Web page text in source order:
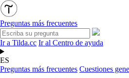
Preguntas más frecuentes
Ir a Tilda.cc Ir al Centro de ayuda
ES
Preguntas más frecuentes Cuestiones